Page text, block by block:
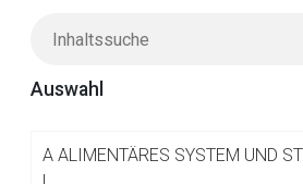
Auswahl
A ALIMENTÄRES SYSTEM UND
Aufruf einer externen Seite